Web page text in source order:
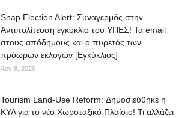
Snap Election Alert: Συναγερμός στην
Αντιπολίτευση εγκύκλιο του ΥΠΕΣ! Τα email
στους απόδημους και ο πυρετός των
πρόωρων εκλογών [Εγκύκλιος]
Αυγ 8, 2026
Tourism Land-Use Reform: Δημοσιεύθηκε η
ΚΥΑ για το νέο Χωροταξικό Πλαίσιο! Τι αλλάζει